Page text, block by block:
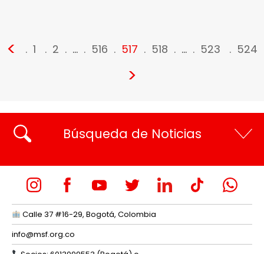
< 1 2 … 516 517 518 … 523 524
>
Búsqueda de Noticias
Calle 37 #16-29, Bogotá, Colombia
info@msf.org.co